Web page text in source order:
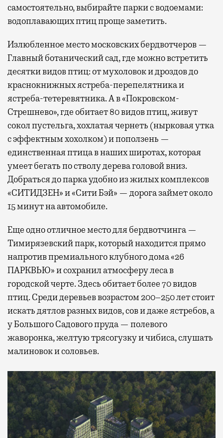
самостоятельно, выбирайте парки с водоемами:
водоплавающих птиц проще заметить.
Излюбленное место московских бердвотчеров —
Главный ботанический сад, где можно встретить
десятки видов птиц: от мухоловок и дроздов до
краснокнижных ястреба-перепелятника и
ястреба-тетеревятника. А в «Покровском-
Стрешнево», где обитает 80 видов птиц, живут
сокол пустельга, хохлатая чернеть (нырковая утка
с эффектным хохолком) и поползень —
единственная птица в наших широтах, которая
умеет бегать по стволу дерева головой вниз.
Добраться до парка удобно из жилых комплексов
«СИТИДЗЕН» и «Сити Бэй» — дорога займет около
15 минут на автомобиле.
Еще одно отличное место для бердвотчинга —
Тимирязевский парк, который находится прямо
напротив премиального клубного дома «26
ПАРКВЬЮ» и сохранил атмосферу леса в
городской черте. Здесь обитает более 70 видов
птиц. Среди деревьев возрастом 200–250 лет стоит
искать дятлов разных видов, сов и даже ястребов, а
у Большого Садового пруда — полевого
жаворонка, желтую трясогузку и чибиса, слушать
малиновок и соловьев.